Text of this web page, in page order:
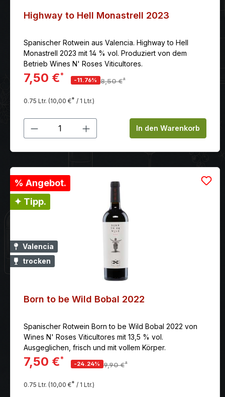
Highway to Hell Monastrell 2023
Spanischer Rotwein aus Valencia. Highway to Hell
Monastrell 2023 mit 14 % vol. Produziert von dem
Betrieb Wines N' Roses Viticultores.
7,50 €*
-11.76% 8,50 €*
0.75 Ltr. (10,00 €* / 1 Ltr.)
Produkt Anzahl: Gib denIn den Warenkorb
% Angebot.
✦ Tipp.
Valencia
trocken
Born to be Wild Bobal 2022
Spanischer Rotwein Born to be Wild Bobal 2022 von
Wines N' Roses Viticultores mit 13,5 % vol.
Ausgeglichen, frisch und mit vollem Körper.
7,50 €*
-24.24% 9,90 €*
0.75 Ltr. (10,00 €* / 1 Ltr.)